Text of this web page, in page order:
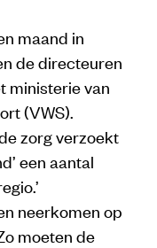
maand in
de directeuren
ministerie van
(VWS).
zorg verzoekt
een aantal
neerkomen op
moeten de